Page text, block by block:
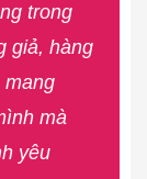
trong
giả, hàng
mang
mà
yêu